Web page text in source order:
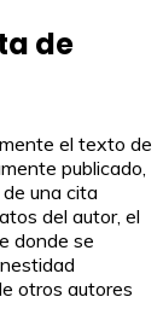
de
el texto de
publicado,
una cita
del autor, el
donde se
otros autores